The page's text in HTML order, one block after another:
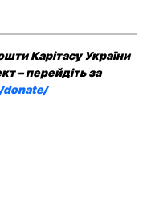
Карітасу України
– перейдіть за
donate/